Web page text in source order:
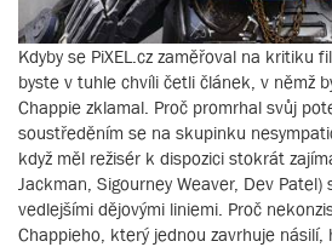
Kdyby se PiXEL.cz zaměřoval na kritiku
byste v tuhle chvíli četli článek, v němž
Chappie zklamal. Proč promrhal svůj
soustředěním se na skupinku
když měl režisér k dispozici stokrát
Jackman, Sigourney Weaver, Dev
vedlejšími dějovými liniemi. Proč
Chappieho, který jednou zavrhuje násilí,